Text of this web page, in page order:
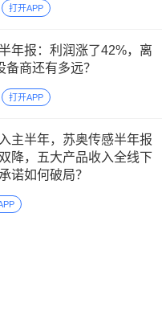
打开APP
年报：利润涨了42%，离
备商还有多远？
打开APP
主半年，苏奥传感半年报
降，五大产品收入全线下
诺如何破局？